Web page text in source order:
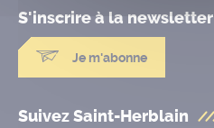
S'inscrire à la newsletter
Je m'abonne
Suivez Saint-Herblain